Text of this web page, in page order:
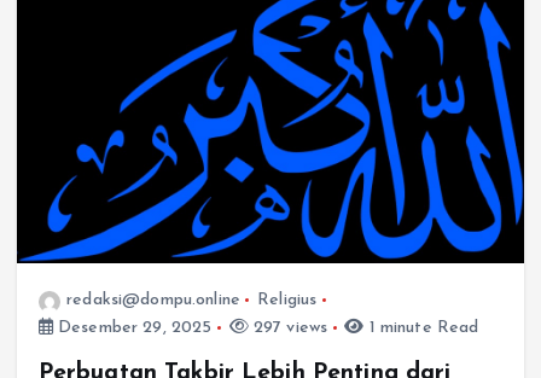
redaksi@dompu.online
Religius
Desember 29, 2025
297 views 1 minute Read